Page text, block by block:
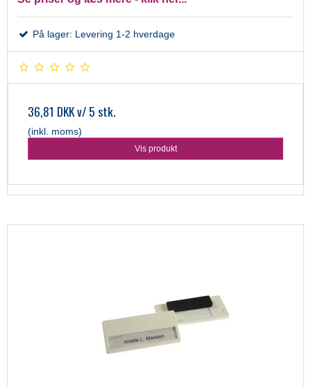
På lager: Levering 1-2 hverdage
36,81 DKKv/ 5 stk.
(inkl. moms)
Vis produkt